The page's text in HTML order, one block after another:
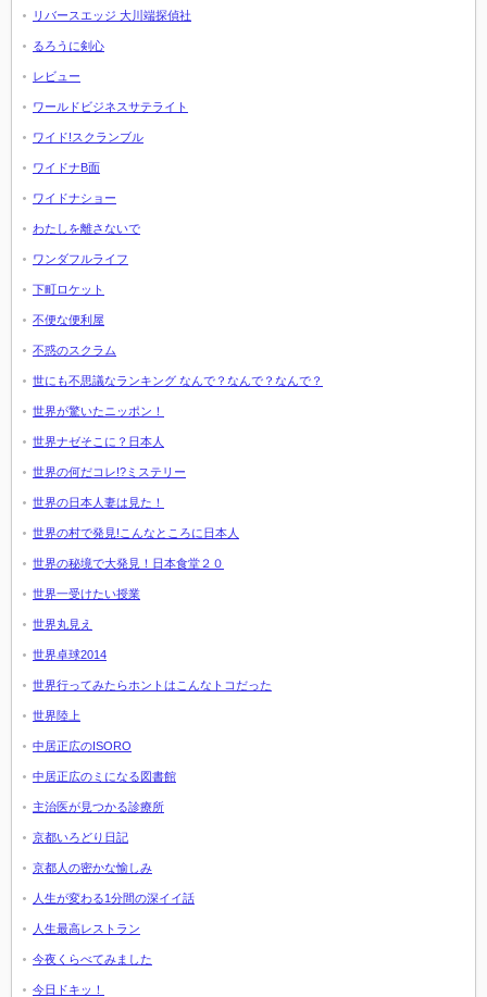
リバースエッジ 大川端探偵社
るろうに剣心
レビュー
ワールドビジネスサテライト
ワイド!スクランブル
ワイドナB面
ワイドナショー
わたしを離さないで
ワンダフルライフ
下町ロケット
不便な便利屋
不惑のスクラム
世にも不思議なランキング なんで？なんで？なんで？
世界が驚いたニッポン！
世界ナゼそこに？日本人
世界の何だコレ!?ミステリー
世界の日本人妻は見た！
世界の村で発見!こんなところに日本人
世界の秘境で大発見！日本食堂２０
世界一受けたい授業
世界丸見え
世界卓球2014
世界行ってみたらホントはこんなトコだった
世界陸上
中居正広のISORO
中居正広のミになる図書館
主治医が見つかる診療所
京都いろどり日記
京都人の密かな愉しみ
人生が変わる1分間の深イイ話
人生最高レストラン
今夜くらべてみました
今日ドキッ！